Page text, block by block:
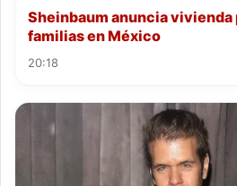
Sheinbaum anuncia vivienda
familias en México
20:18